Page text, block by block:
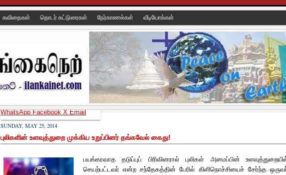
கவிதைகள் தொடர் கட்டுரைகள் நேர்காணல்கள் வீடியோக்கள்
SUNDAY, MAY 25, 2014
புலிகளின் உளவுத்துறை முக்கிய உறுப்பினர் தங்கவேல் கைது!
பயங்கரவாத தடுப்புப் பிரிவினரால் புலிகள் அமைப்பின்
செயற்பட்டவர் என்ற சந்தேகத்தின் பேரில் கிளிநொச்சியைச் சேர்ந்த
WhatsAppFacebookXEmail